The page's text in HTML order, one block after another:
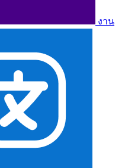
งาน